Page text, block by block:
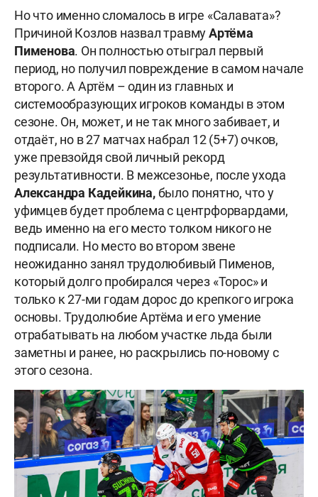
Но что именно сломалось в игре «Салавата»?
Причиной Козлов назвал травмуАртёма
Пименова. Он полностью отыграл первый
период, но получил повреждение в самом начале
второго. А Артём – один из главных и
системообразующих игроков команды в этом
сезоне. Он, может, и не так много забивает, и
отдаёт, но в 27 матчах набрал 12 (5+7) очков,
уже превзойдя свой личный рекорд
результативности. В межсезонье, после ухода
Александра Кадейкина,было понятно, что у
уфимцев будет проблема с центрфорвардами,
ведь именно на его место толком никого не
подписали. Но место во втором звене
неожиданно занял трудолюбивый Пименов,
который долго пробирался через «Торос» и
только к 27-ми годам дорос до крепкого игрока
основы. Трудолюбие Артёма и его умение
отрабатывать на любом участке льда были
заметны и ранее, но раскрылись по-новому с
этого сезона.